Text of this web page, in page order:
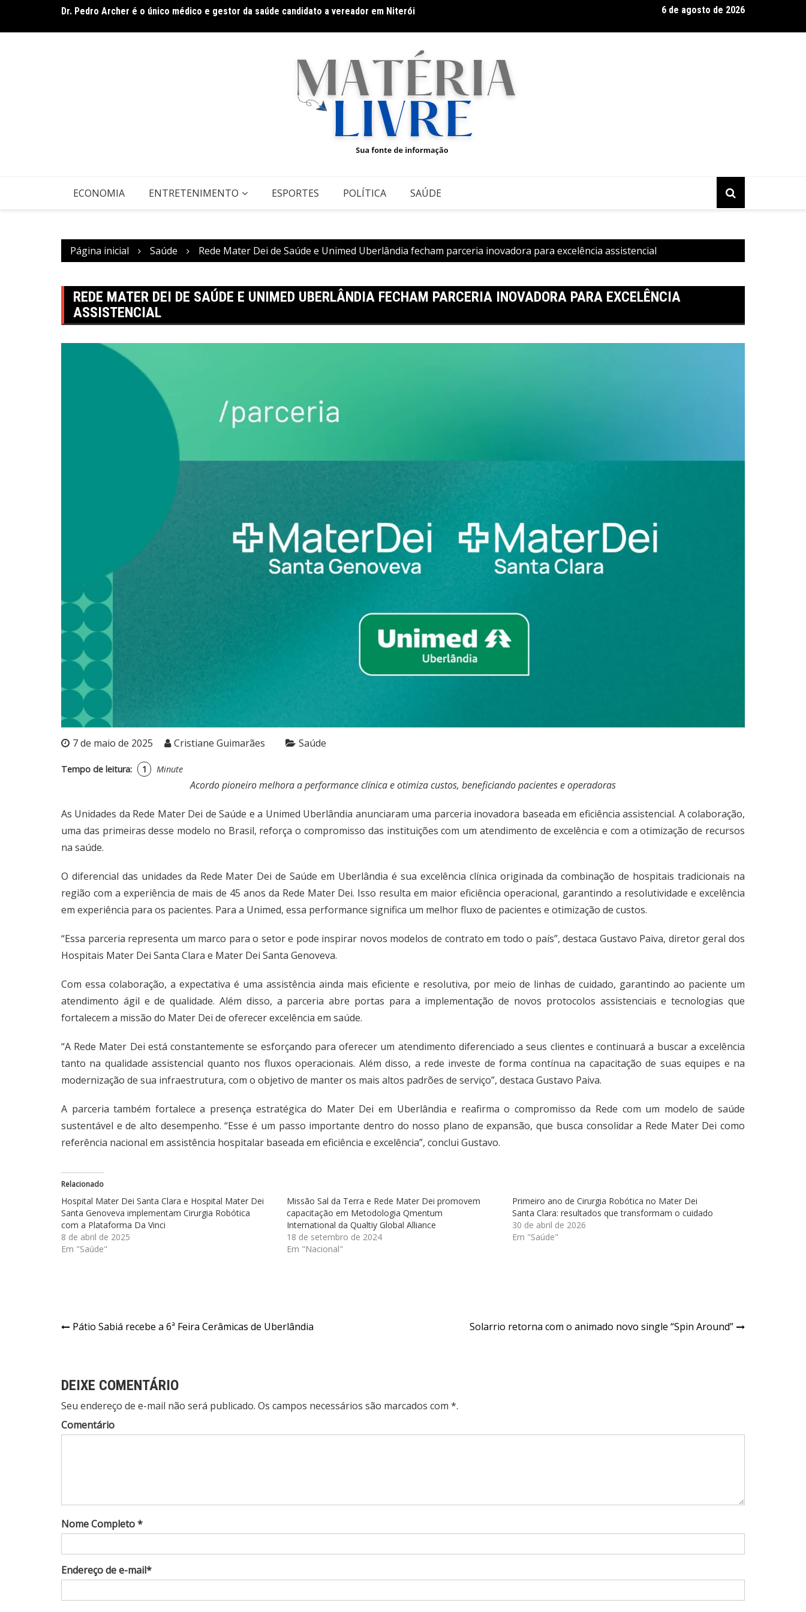
o
Dr. Pedro Archer é o único médico e gestor da saúde candidato a vereador em Niterói
Usecorp consolida a ‘economia do uso’ no B2B brasileiro, vira S.A. e impulsiona expansão com novo fundo
O sucesso começa quando ninguém está vendo
6 de agosto de 2026
ECONOMIA ENTRETENIMENTO ESPORTES POLÍTICA SAÚDE
Página inicial Saúde Rede Mater Dei de Saúde e Unimed Uberlândia fecham parceria inovadora para excelência assistencial
REDE MATER DEI DE SAÚDE E UNIMED UBERLÂNDIA FECHAM PARCERIA INOVADORA PARA EXCELÊNCIA
ASSISTENCIAL
7 de maio de 2025 Cristiane Guimarães Saúde
Tempo de leitura: 1 Minute
Acordo pioneiro melhora a performance clínica e otimiza custos, beneficiando pacientes e operadoras
As Unidades da Rede Mater Dei de Saúde e a Unimed Uberlândia anunciaram uma parceria inovadora baseada em eficiência assistencial. A colaboração,
uma das primeiras desse modelo no Brasil, reforça o compromisso das instituições com um atendimento de excelência e com a otimização de recursos
na saúde.
O diferencial das unidades da Rede Mater Dei de Saúde em Uberlândia é sua excelência clínica originada da combinação de hospitais tradicionais na
região com a experiência de mais de 45 anos da Rede Mater Dei. Isso resulta em maior eficiência operacional, garantindo a resolutividade e excelência
em experiência para os pacientes. Para a Unimed, essa performance significa um melhor fluxo de pacientes e otimização de custos.
“Essa parceria representa um marco para o setor e pode inspirar novos modelos de contrato em todo o país”, destaca Gustavo Paiva, diretor geral dos
Hospitais Mater Dei Santa Clara e Mater Dei Santa Genoveva.
Com essa colaboração, a expectativa é uma assistência ainda mais eficiente e resolutiva, por meio de linhas de cuidado, garantindo ao paciente um
atendimento ágil e de qualidade. Além disso, a parceria abre portas para a implementação de novos protocolos assistenciais e tecnologias que
fortalecem a missão do Mater Dei de oferecer excelência em saúde.
“A Rede Mater Dei está constantemente se esforçando para oferecer um atendimento diferenciado a seus clientes e continuará a buscar a excelência
tanto na qualidade assistencial quanto nos fluxos operacionais. Além disso, a rede investe de forma contínua na capacitação de suas equipes e na
modernização de sua infraestrutura, com o objetivo de manter os mais altos padrões de serviço”, destaca Gustavo Paiva.
A parceria também fortalece a presença estratégica do Mater Dei em Uberlândia e reafirma o compromisso da Rede com um modelo de saúde
sustentável e de alto desempenho. “Esse é um passo importante dentro do nosso plano de expansão, que busca consolidar a Rede Mater Dei como
referência nacional em assistência hospitalar baseada em eficiência e excelência”, conclui Gustavo.
Relacionado
Hospital Mater Dei Santa Clara e Hospital Mater Dei
Santa Genoveva implementam Cirurgia Robótica
com a Plataforma Da Vinci
8 de abril de 2025
Em "Saúde"
Missão Sal da Terra e Rede Mater Dei promovem
capacitação em Metodologia Qmentum
International da Qualtiy Global Alliance
18 de setembro de 2024
Em "Nacional"
Primeiro ano de Cirurgia Robótica no Mater Dei
Santa Clara: resultados que transformam o cuidado
30 de abril de 2026
Em "Saúde"
Navegação
Pátio Sabiá recebe a 6ª Feira Cerâmicas de Uberlândia Solarrio retorna com o animado novo single “Spin Around”
DEIXE COMENTÁRIO
Seu endereço de e-mail não será publicado. Os campos necessários são marcados com *.
Comentário
Nome Completo *
Endereço de e-mail*